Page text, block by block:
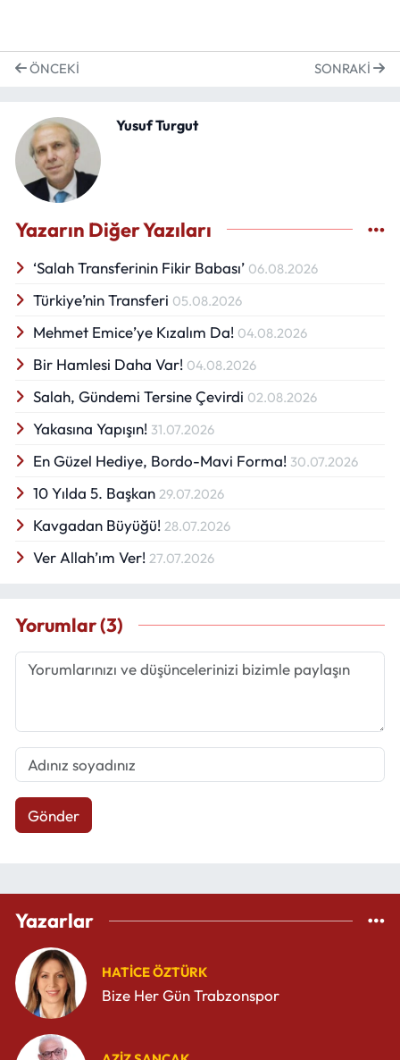
ÖNCEKI SONRAKI
Yusuf Turgut
Yazarın Diğer Yazıları
‘Salah Transferinin Fikir Babası’ 06.08.2026
Türkiye’nin Transferi 05.08.2026
Mehmet Emice’ye Kızalım Da! 04.08.2026
Bir Hamlesi Daha Var! 04.08.2026
Salah, Gündemi Tersine Çevirdi 02.08.2026
Yakasına Yapışın! 31.07.2026
En Güzel Hediye, Bordo-Mavi Forma! 30.07.2026
10 Yılda 5. Başkan 29.07.2026
Kavgadan Büyüğü! 28.07.2026
Ver Allah’ım Ver! 27.07.2026
Yorumlar (3)
Gönder
Yazarlar
HATICE ÖZTÜRK
Bize Her Gün Trabzonspor